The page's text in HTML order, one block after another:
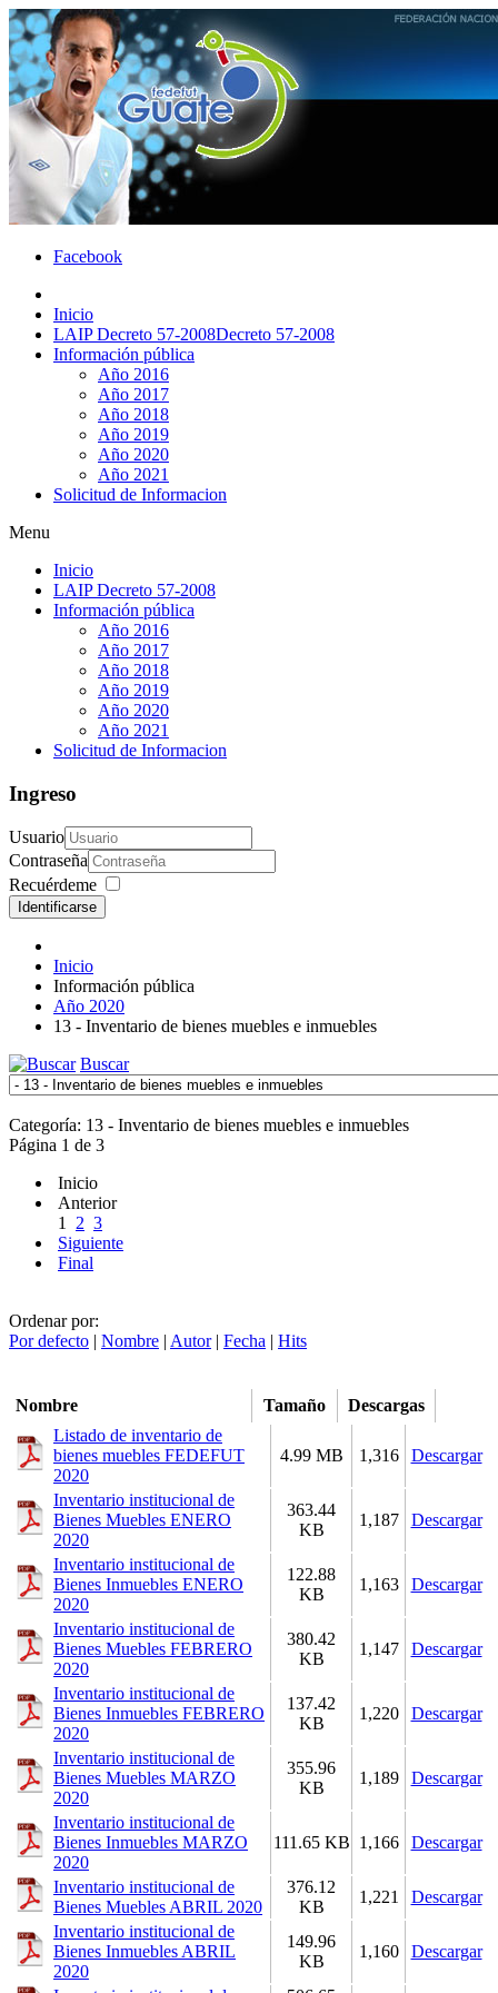
Facebook
Inicio
LAIP Decreto 57-2008Decreto 57-2008
Información pública
Año 2016
Año 2017
Año 2018
Año 2019
Año 2020
Año 2021
Solicitud de Informacion
Menu
Inicio
LAIP Decreto 57-2008
Información pública
Año 2016
Año 2017
Año 2018
Año 2019
Año 2020
Año 2021
Solicitud de Informacion
Ingreso
Usuario
Contraseña
Recuérdeme
Identificarse
Inicio
Información pública
Año 2020
13 - Inventario de bienes muebles e inmuebles
Buscar
Categoría: 13 - Inventario de bienes muebles e inmuebles
Página 1 de 3
Inicio
Anterior
1 2 3
Siguiente
Final
Ordenar por:
Por defecto | Nombre | Autor| Fecha | Hits
Nombre Tamaño
Descargas
Listado de inventario de
bienes muebles FEDEFUT
2020
4.99 MB 1,316 Descargar
Inventario institucional de
Bienes Muebles ENERO
2020
363.44
KB
1,187 Descargar
Inventario institucional de
Bienes Inmuebles ENERO
2020
122.88
KB
1,163 Descargar
Inventario institucional de
Bienes Muebles FEBRERO
2020
380.42
KB
1,147 Descargar
Inventario institucional de
Bienes Inmuebles FEBRERO
2020
137.42
KB
1,220 Descargar
Inventario institucional de
Bienes Muebles MARZO
2020
355.96
KB
1,189 Descargar
Inventario institucional de
Bienes Inmuebles MARZO
2020
111.65 KB 1,166 Descargar
Inventario institucional de
Bienes Muebles ABRIL 2020
376.12
KB
1,221
Descargar
Inventario institucional de
Bienes Inmuebles ABRIL
2020
149.96
KB
1,160 Descargar